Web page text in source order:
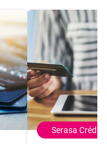
Serasa Crédito